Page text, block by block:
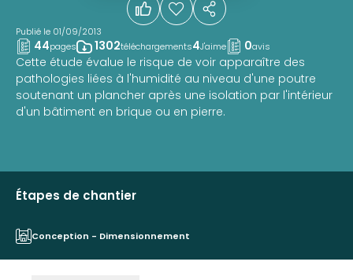
Publié le 01/09/2013
44pages 1302téléchargements4J'aime 0avis
Cette étude évalue le risque de voir apparaître des
pathologies liées à l'humidité au niveau d'une poutre
soutenant un plancher après une isolation par l'intérieur
d'un bâtiment en brique ou en pierre.
Étapes de chantier
Conception - Dimensionnement